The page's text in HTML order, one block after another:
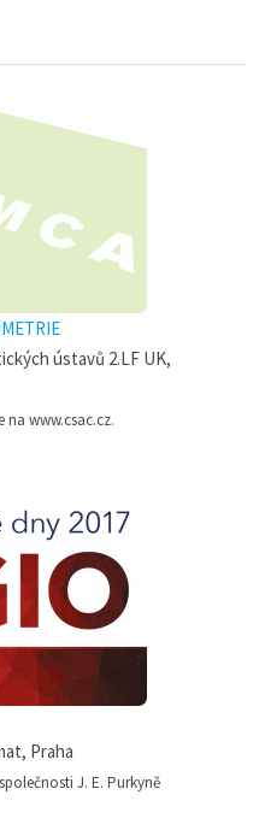
ústavů 2.LF UK,
na www.csac.cz.
Praha
J. E. Purkyně